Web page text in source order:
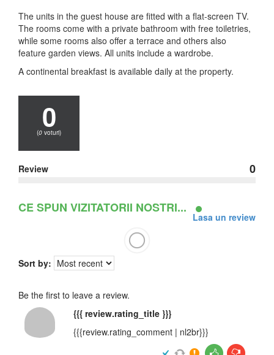
The units in the guest house are fitted with a flat-screen TV.
The rooms come with a private bathroom with free toiletries,
while some rooms also offer a terrace and others also
feature garden views. All units include a wardrobe.
A continental breakfast is available daily at the property.
0
(0 voturi)
Review 0
CE SPUN VIZITATORII NOSTRI...
Lasa un review
Sort by:
Be the first to leave a review.
{{{ review.rating_title }}}
{{{review.rating_comment | nl2br}}}